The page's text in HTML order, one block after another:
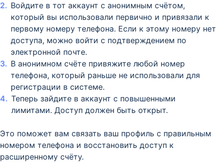
Войдите в тот аккаунт с анонимным счётом,
который вы использовали первично и привязали к
первому номеру телефона. Если к этому номеру нет
доступа, можно войти с подтверждением по
электронной почте.
В анонимном счёте привяжите любой номер
телефона, который раньше не использовали для
регистрации в системе.
Теперь зайдите в аккаунт с повышенными
лимитами. Доступ должен быть открыт.
Это поможет вам связать ваш профиль с правильным
номером телефона и восстановить доступ к
расширенному счёту.